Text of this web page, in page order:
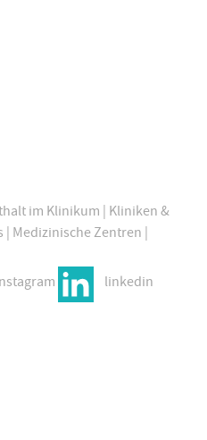
im Klinikum Kliniken &
Medizinische Zentren
linkedin